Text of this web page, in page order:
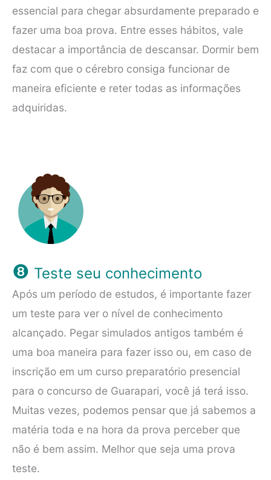
essencial para chegar absurdamente preparado e
fazer uma boa prova. Entre esses hábitos, vale
destacar a importância de descansar. Dormir bem
faz com que o cérebro consiga funcionar de
maneira eficiente e reter todas as informações
adquiridas.
❽ Teste seu conhecimento
Após um período de estudos, é importante fazer
um teste para ver o nível de conhecimento
alcançado. Pegar simulados antigos também é
uma boa maneira para fazer isso ou, em caso de
inscrição em um curso preparatório presencial
para o concurso de Guarapari, você já terá isso.
Muitas vezes, podemos pensar que já sabemos a
matéria toda e na hora da prova perceber que
não é bem assim. Melhor que seja uma prova
teste.